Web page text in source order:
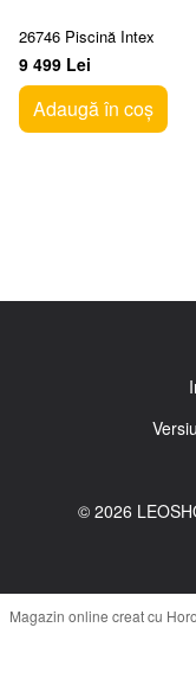
26746 Piscină Intex
9 499 Lei
Adaugă în coș
© 2026
Magazin online creat cu